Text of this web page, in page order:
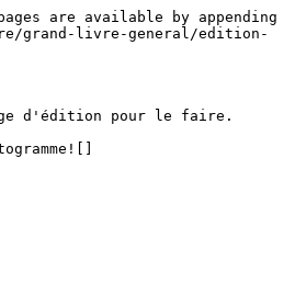
are available by appending
grand-livre-general/edition-
d'édition pour le faire.